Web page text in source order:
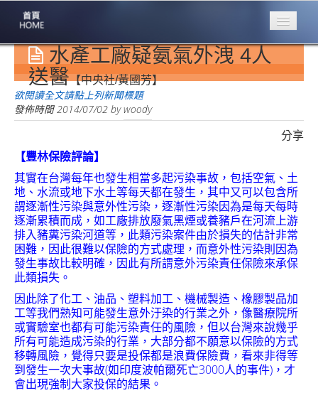
專業豐林
Professional
保險大家談
1386集
第一品牌
關於豐林
About
服務項目
Service
火災保額
估算系統
商品簡介
Product
水產工廠疑氨氣外洩 4人
送醫【中央社/黃國芳】
欲閱讀全文請點上列新聞標題
發佈時間2014/07/02 bywoody
分享
【豐林保險評論】
其實在台灣每年也發生相當多起污染事故，包括空氣、土
地、水流或地下水土等每天都在發生，其中又可以包含所
謂逐漸性污染與意外性污染，逐漸性污染因為是每天每時
逐漸累積而成，如工廠排放廢氣黑煙或養豬戶在河流上游
排入豬糞污染河道等，此類污染案件由於損失的估計非常
困難，因此很難以保險的方式處理，而意外性污染則因為
發生事故比較明確，因此有所謂意外污染責任保險來承保
此類損失。
因此除了化工、油品、塑料加工、機械製造、橡膠製品加
工等我們熟知可能發生意外汙染的行業之外，像醫療院所
或實驗室也都有可能污染責任的風險，但以台灣來說幾乎
所有可能造成污染的行業，大部分都不願意以保險的方式
移轉風險，覺得只要是投保都是浪費保險費，看來非得等
到發生一次大事故(如印度波帕爾死亡3000人的事件)，才
會出現強制大家投保的結果。